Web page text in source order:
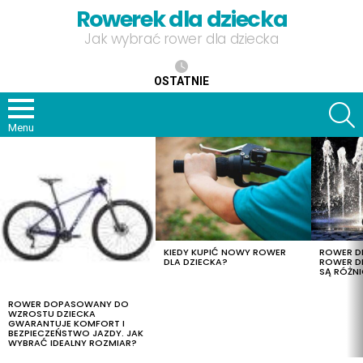
Rowerek dla dziecka
Jak wybrać rower dla dziecka
OSTATNIE
Menu
ROWER DOPASOWANY DO
WZROSTU DZIECKA
GWARANTUJE KOMFORT I
BEZPIECZEŃSTWO JAZDY. JAK
WYBRAĆ IDEALNY ROZMIAR?
KIEDY KUPIĆ NOWY ROWER
DLA DZIECKA?
ROWER
ROWER
SĄ